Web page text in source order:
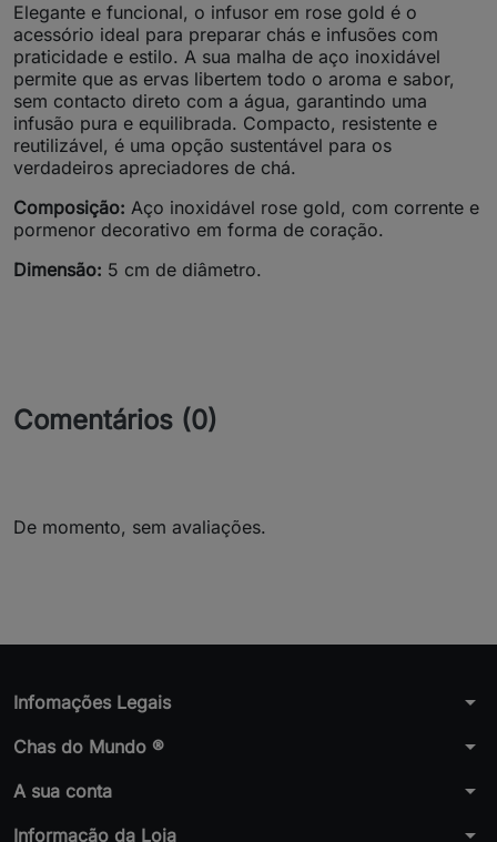
Elegante e funcional, o infusor em rose gold é o
acessório ideal para preparar chás e infusões com
praticidade e estilo. A sua malha de aço inoxidável
permite que as ervas libertem todo o aroma e sabor,
sem contacto direto com a água, garantindo uma
infusão pura e equilibrada. Compacto, resistente e
reutilizável, é uma opção sustentável para os
verdadeiros apreciadores de chá.
Composição: Aço inoxidável rose gold, com corrente e
pormenor decorativo em forma de coração.
Dimensão: 5 cm de diâmetro.
Comentários (0)
De momento, sem avaliações.
Infomações Legais arrow_drop_down
Chas do Mundo ® arrow_drop_down
A sua conta arrow_drop_down
Informação da Loja arrow_drop_down